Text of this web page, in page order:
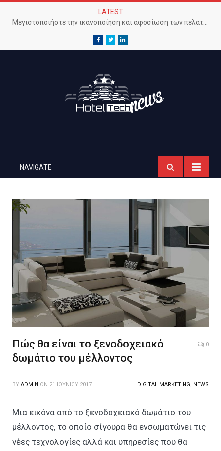
LATEST
Μεγιστοποιήστε την ικανοποίηση και αφοσίωση των πελατών με προηγμένο Wi-Fi δίκτυο
Facebook
TwitterLinkedIn
NAVIGATE
Πώς θα είναι το ξενοδοχειακό
δωμάτιο του μέλλοντος
0
BY ADMIN ON 21 ΙΟΥΝΊΟΥ 2017 DIGITAL MARKETING, NEWS
Μια εικόνα από το ξενοδοχειακό δωμάτιο του
μέλλοντος, το οποίο σίγουρα θα ενσωματώνει τις
νέες τεχνολογίες αλλά και υπηρεσίες που θα